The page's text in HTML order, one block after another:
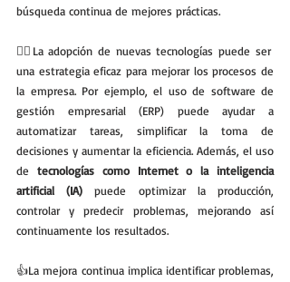
búsqueda continua de mejores prácticas.
💁‍♀️La adopción de nuevas tecnologías puede ser
una estrategia eficaz para mejorar los procesos de
la empresa. Por ejemplo, el uso de software de
gestión empresarial (ERP) puede ayudar a
automatizar tareas, simplificar la toma de
decisiones y aumentar la eficiencia. Además, el uso
de tecnologías como Internet o la inteligencia
artificial (IA) puede optimizar la producción,
controlar y predecir problemas, mejorando así
continuamente los resultados.
👍La mejora continua implica identificar problemas,